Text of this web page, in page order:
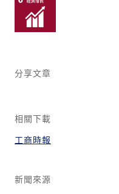
分享文章
相關下載
工商時報
新聞來源